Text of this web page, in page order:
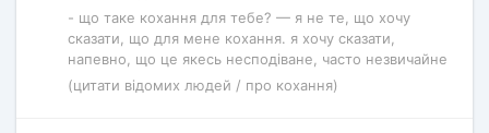
- що таке кохання для тебе? — я не те, що хочу
сказати, що для мене кохання. я хочу сказати,
напевно, що це якесь несподіване, часто незвичайне
(цитати відомих людей / про кохання)